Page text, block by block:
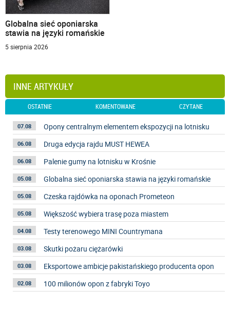
Globalna sieć oponiarska
stawia na języki romańskie
5 sierpnia 2026
INNE ARTYKUŁY
OSTATNIE KOMENTOWANE CZYTANE
07.08 Opony centralnym elementem ekspozycji na lotnisku
06.08 Druga edycja rajdu MUST HEWEA
06.08 Palenie gumy na lotnisku w Krośnie
05.08 Globalna sieć oponiarska stawia na języki romańskie
05.08 Czeska rajdówka na oponach Prometeon
05.08 Większość wybiera trasę poza miastem
04.08 Testy terenowego MINI Countrymana
03.08 Skutki pożaru ciężarówki
03.08 Eksportowe ambicje pakistańskiego producenta opon
02.08 100 milionów opon z fabryki Toyo